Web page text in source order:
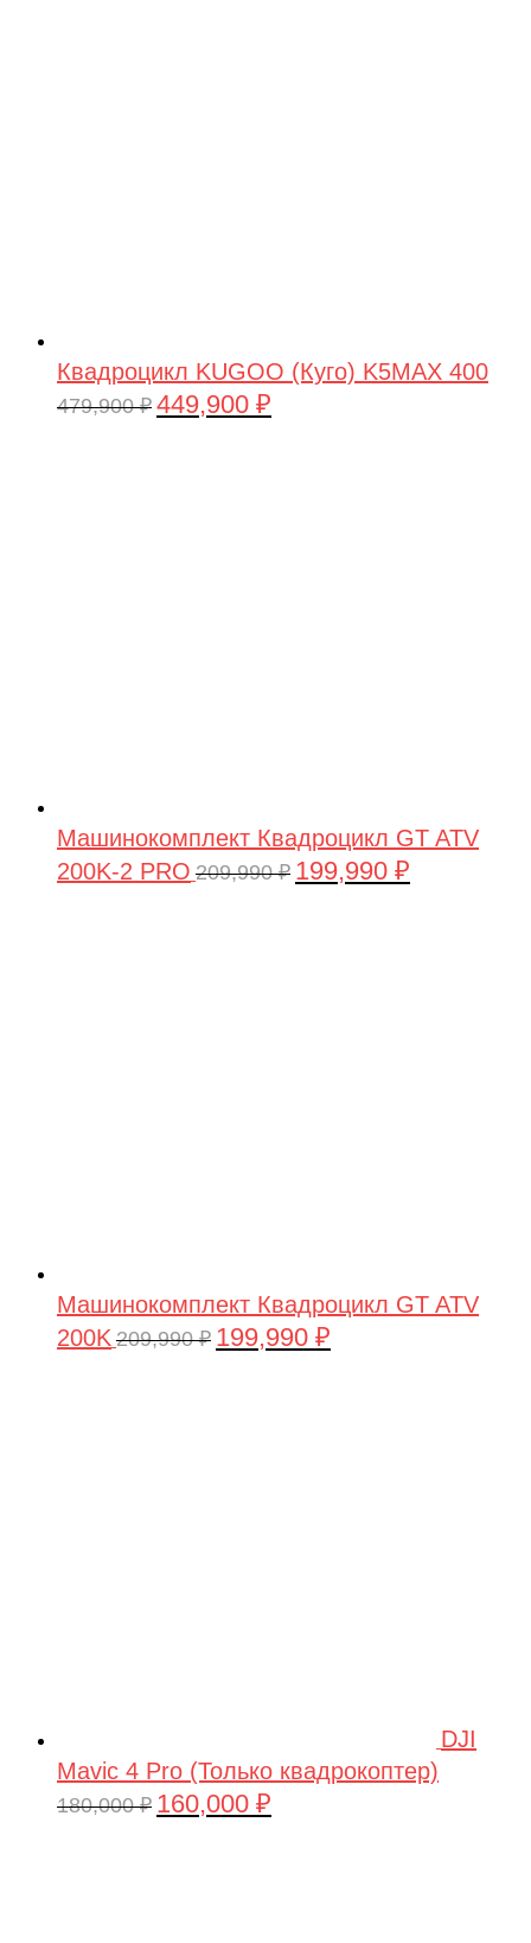
Квадроцикл KUGOO (Куго) K5MAX 400
479,900₽ Первоначальная
449,900 ₽
Машинокомплект Квадроцикл GT ATV
200K-2 PRO 209,990₽ Первоначальная
199,990 ₽
Машинокомплект Квадроцикл GT ATV
200K 209,990₽ Первоначальная
199,990 ₽
DJI
Mavic 4 Pro (Только квадрокоптер)
180,000₽ Первоначальная
160,000 ₽